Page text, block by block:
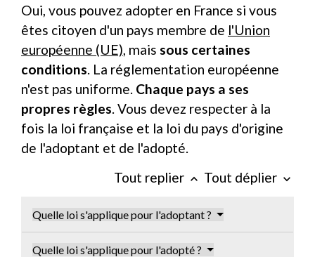
Oui, vous pouvez adopter en France si vous
êtes citoyen d'un pays membre de l'Union
européenne (UE), mais sous certaines
conditions. La réglementation européenne
n'est pas uniforme. Chaque pays a ses
propres règles. Vous devez respecter à la
fois la loi française et la loi du pays d'origine
de l'adoptant et de l'adopté.
Tout replier keyboard_arrow_up Tout déplier keyboard_arrow_down
Quelle loi s'applique pour l'adoptant ?
Quelle loi s'applique pour l'adopté ?